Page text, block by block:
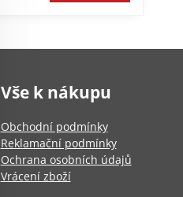
Vše k nákupu
Obchodní podmínky
Reklamační podmínky
Ochrana osobních údajů
Vrácení zboží